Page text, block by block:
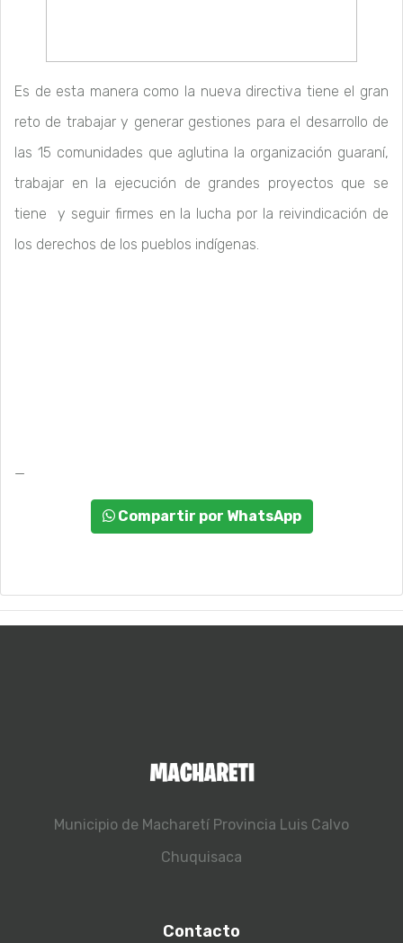
Es de esta manera como la nueva directiva tiene el gran
reto de trabajar y generar gestiones para el desarrollo de
las 15 comunidades que aglutina la organización guaraní,
trabajar en la ejecución de grandes proyectos que se
tiene y seguir firmes en la lucha por la reivindicación de
los derechos de los pueblos indígenas.
Compartir por WhatsApp
Municipio de Macharetí Provincia Luis Calvo
Chuquisaca
Contacto